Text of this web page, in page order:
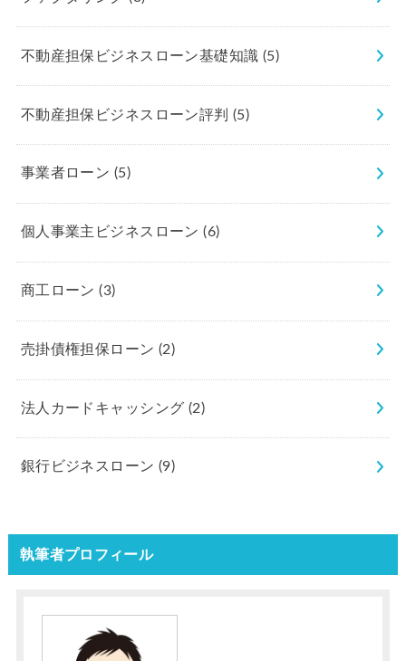
不動産担保ビジネスローン基礎知識 (5)
不動産担保ビジネスローン評判(5)
事業者ローン (5)
個人事業主ビジネスローン(6)
商工ローン(3)
売掛債権担保ローン (2)
法人カードキャッシング (2)
銀行ビジネスローン (9)
執筆者プロフィール